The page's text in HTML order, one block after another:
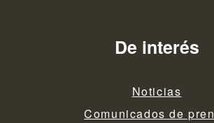
De interés
Noticias
Comunicados de